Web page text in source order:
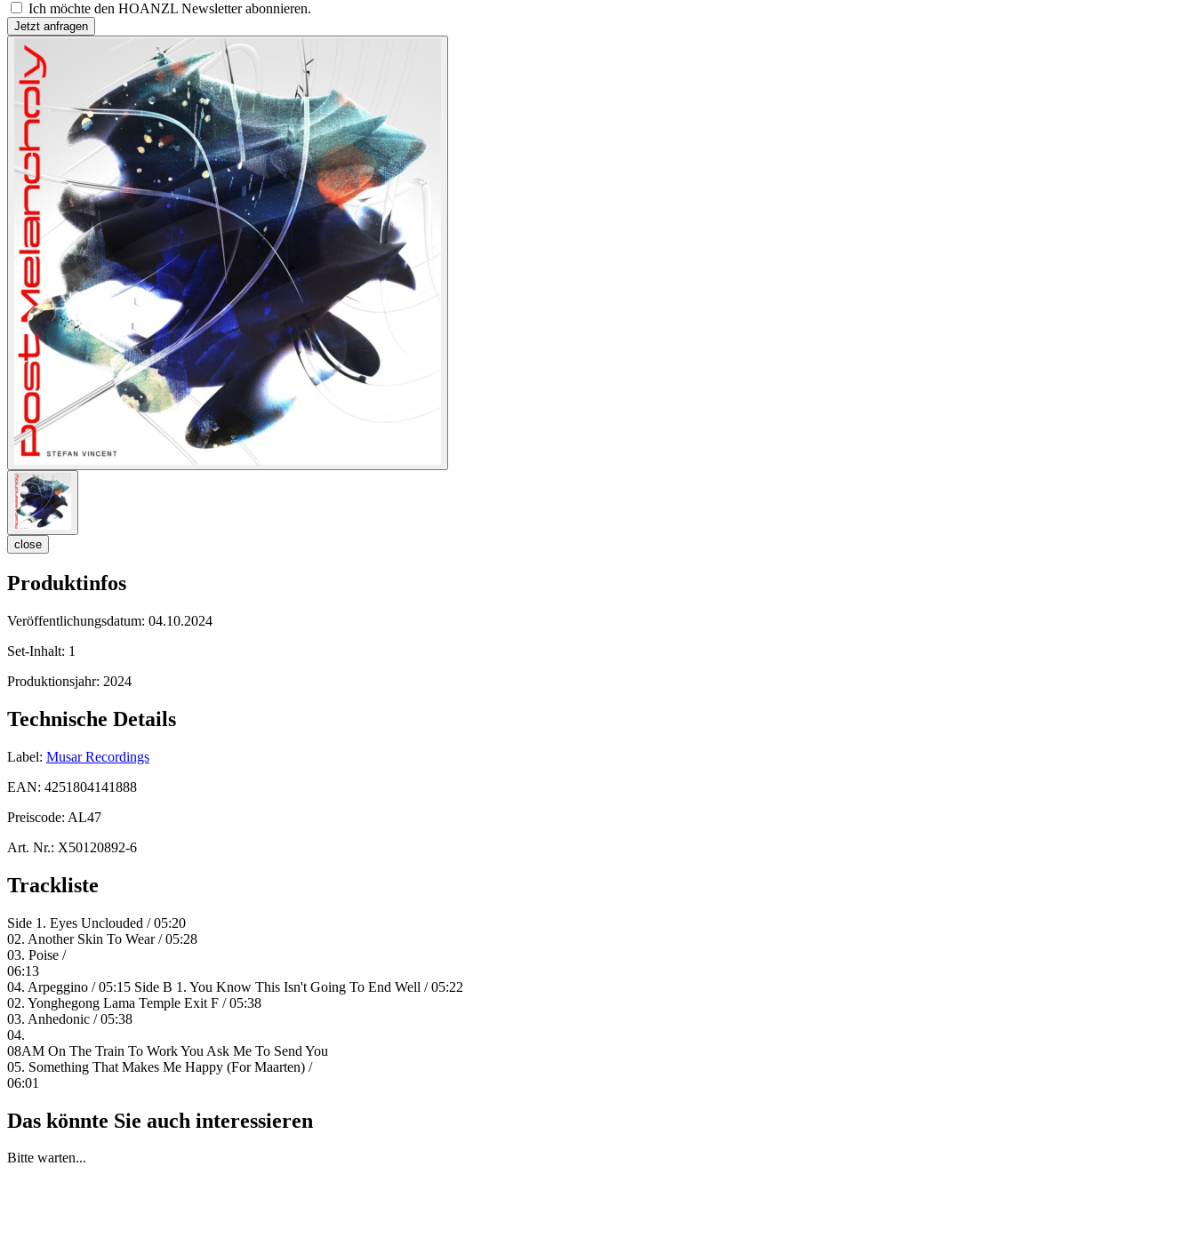
Ich möchte den HOANZL Newsletter abonnieren.
close
Produktinfos
Veröffentlichungsdatum: 04.10.2024
Set-Inhalt: 1
Produktionsjahr: 2024
Technische Details
Label: Musar Recordings
EAN: 4251804141888
Preiscode: AL47
Art. Nr.: X50120892-6
Trackliste
Side 1. Eyes Unclouded / 05:20
02. Another Skin To Wear / 05:28
03. Poise /
06:13
04. Arpeggino / 05:15 Side B 1. You Know This Isn't Going To End Well / 05:22
02. Yonghegong Lama Temple Exit F / 05:38
03. Anhedonic / 05:38
04.
08AM On The Train To Work You Ask Me To Send You
05. Something That Makes Me Happy (For Maarten) /
06:01
Das könnte Sie auch interessieren
Bitte warten...